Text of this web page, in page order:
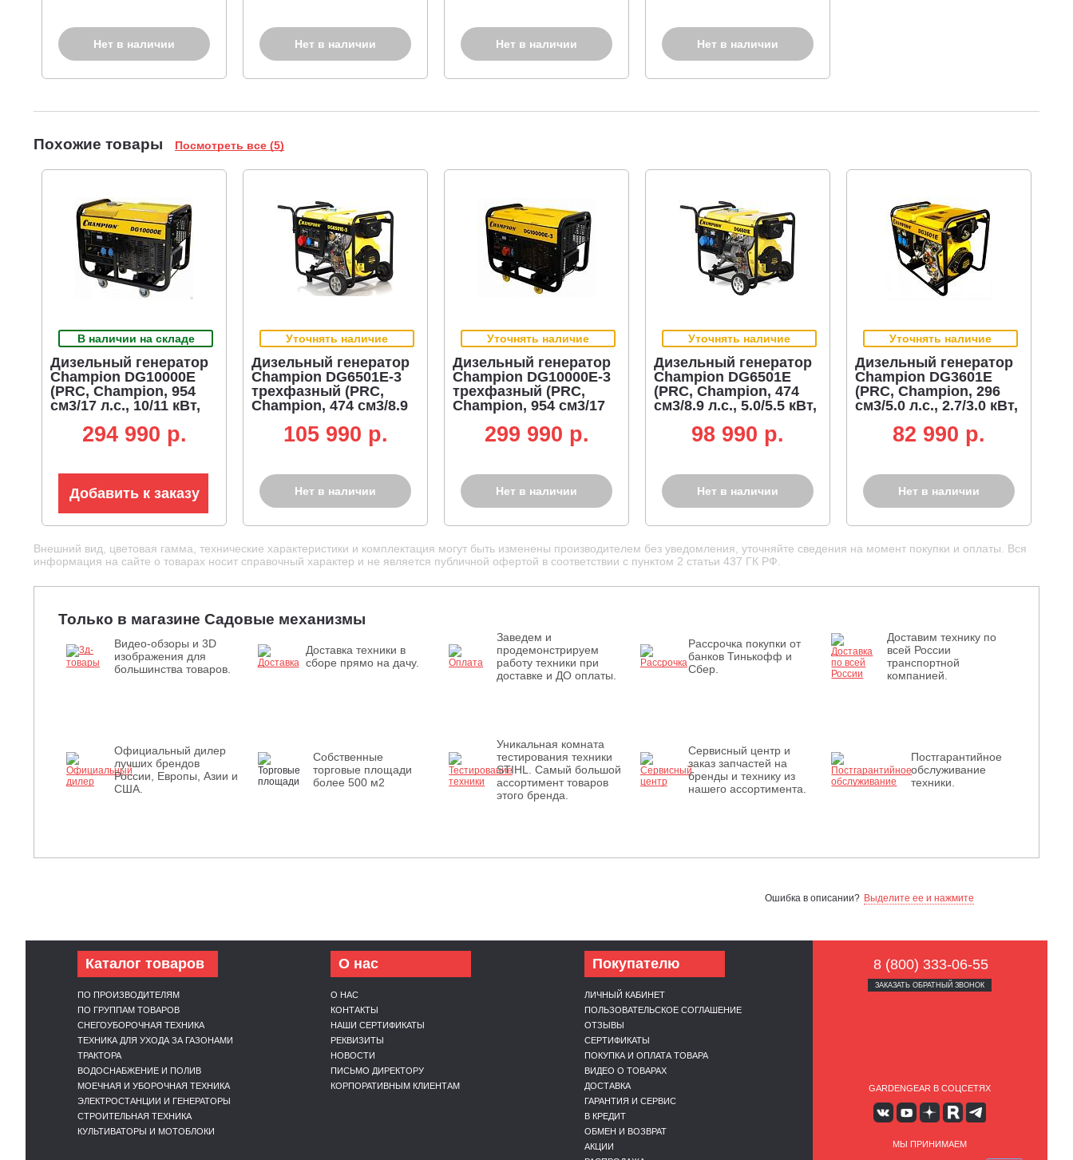
Нет в наличии Нет в наличии Нет в наличии Нет в наличии
Похожие товары Посмотреть все (5)
В наличии на складе
Дизельный генератор
Champion DG10000E
(PRC, Champion, 954
см3/17 л.с., 10/11 кВт,
170 кг)294 990 p.
Добавить к заказу
Уточнять наличие
Дизельный генератор
Champion DG6501E-3
трехфазный (PRC,
Champion, 474 см3/8.9
электростартер, 12.5 л,
105 990 p.
Нет в наличии
Уточнять наличие
Дизельный генератор
Champion DG10000E-3
трехфазный (PRC,
Champion, 954 см3/17
электростартер, 25 л,
299 990 p.
Нет в наличии
Уточнять наличие
Дизельный генератор
Champion DG6501E
(PRC, Champion, 474
см3/8.9 л.с., 5.0/5.5 кВт,
98 990 p.
Нет в наличии
Уточнять наличие
Дизельный генератор
Champion DG3601E
(PRC, Champion, 296
см3/5.0 л.с., 2.7/3.0 кВт,
82 990 p.
Нет в наличии
Внешний вид, цветовая гамма, технические характеристики и комплектация могут быть изменены производителем без уведомления, уточняйте сведения на момент покупки и оплаты. Вся
информация на сайте о товарах носит справочный характер и не является публичной офертой в соответствии с пунктом 2 статьи 437 ГК РФ.
Только в магазине Садовые механизмы
Видео-обзоры и 3D
изображения для
большинства товаров.
Доставка техники в
сборе прямо на дачу.
Заведем и
продемонстрируем
работу техники при
доставке и ДО оплаты.
Рассрочка покупки от
банков Тинькофф и
Сбер.
Доставим технику по
всей России
транспортной
компанией.
Официальный дилер
лучших брендов
России, Европы, Азии и
США.
Собственные
торговые площади
более 500 м2
Уникальная комната
тестирования техники
STIHL. Самый большой
ассортимент товаров
этого бренда.
Сервисный центр и
заказ запчастей на
бренды и технику из
нашего ассортимента.
Постгарантийное
обслуживание
техники.
Ошибка в описании? Выделите ее и нажмите
Каталог товаров
ПО ПРОИЗВОДИТЕЛЯМ
ПО ГРУППАМ ТОВАРОВ
СНЕГОУБОРОЧНАЯ ТЕХНИКА
ТЕХНИКА ДЛЯ УХОДА ЗА ГАЗОНАМИ
ТРАКТОРА
ВОДОСНАБЖЕНИЕ И ПОЛИВ
МОЕЧНАЯ И УБОРОЧНАЯ ТЕХНИКА
ЭЛЕКТРОСТАНЦИИ И ГЕНЕРАТОРЫ
СТРОИТЕЛЬНАЯ ТЕХНИКА
КУЛЬТИВАТОРЫ И МОТОБЛОКИ
О нас
О НАС
КОНТАКТЫ
НАШИ СЕРТИФИКАТЫ
РЕКВИЗИТЫ
НОВОСТИ
ПИСЬМО ДИРЕКТОРУ
КОРПОРАТИВНЫМ КЛИЕНТАМ
Покупателю
ЛИЧНЫЙ КАБИНЕТ
ПОЛЬЗОВАТЕЛЬСКОЕ СОГЛАШЕНИЕ
ОТЗЫВЫ
СЕРТИФИКАТЫ
ПОКУПКА И ОПЛАТА ТОВАРА
ВИДЕО О ТОВАРАХ
ДОСТАВКА
ГАРАНТИЯ И СЕРВИС
В КРЕДИТ
ОБМЕН И ВОЗВРАТ
АКЦИИ
8 (800) 333-06-55
ЗАКАЗАТЬ ОБРАТНЫЙ ЗВОНОК
GARDENGEAR В СОЦСЕТЯХ
МЫ ПРИНИМАЕМ